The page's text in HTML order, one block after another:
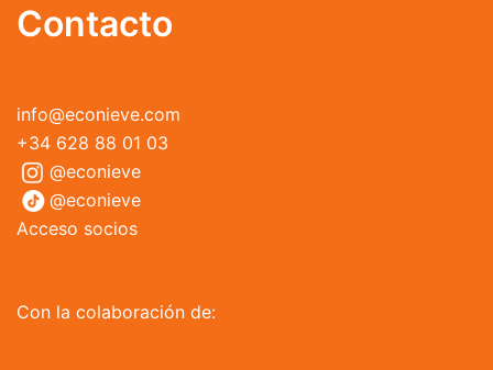
Contacto
info@econieve.com
+34 628 88 01 03
@econieve
@econieve
Acceso socios
Con la colaboración de: